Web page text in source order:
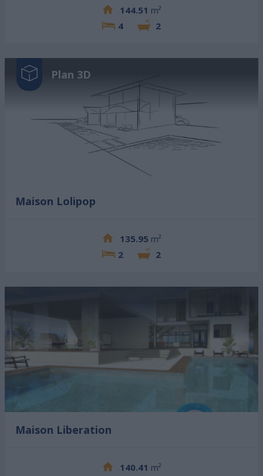
144.51 m²
4
2
Plan 3D
Maison Lolipop
135.95 m²
2
2
Maison Liberation
140.41 m²